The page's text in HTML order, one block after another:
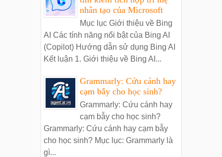
nhân tạo của Microsoft
Mục lục Giới thiệu về Bing
AI Các tính năng nổi bật của Bing AI
(Copilot) Hướng dẫn sử dụng Bing AI
Kết luận 1. Giới thiệu về Bing AI...
Grammarly: Cứu cánh hay
cạm bẫy cho học sinh?
Grammarly: Cứu cánh hay
cạm bẫy cho học sinh?
Grammarly: Cứu cánh hay cạm bẫy
cho học sinh? Mục lục: Grammarly là
gì...